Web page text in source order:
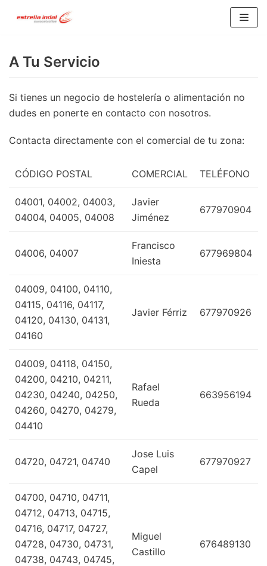
contenido
A Tu Servicio
Si tienes un negocio de hostelería o alimentación no
dudes en ponerte en contacto con nosotros.
Contacta directamente con el comercial de tu zona:
CÓDIGO POSTAL COMERCIAL TELÉFONO
04001, 04002, 04003,
04004, 04005, 04008
Javier
Jiménez
677970904
04006, 04007
Francisco
Iniesta
677969804
04009, 04100, 04110,
04115, 04116, 04117,
04120, 04130, 04131,
04160
Javier Férriz 677970926
04009, 04118, 04150,
04200, 04210, 04211,
04230, 04240, 04250,
04260, 04270, 04279,
04410
Rafael
Rueda
663956194
04720, 04721, 04740
Jose Luis
Capel
677970927
04700, 04710, 04711,
04712, 04713, 04715,
04716, 04717, 04727,
04728, 04730, 04731,
04738, 04743, 04745,
Miguel
Castillo
676489130